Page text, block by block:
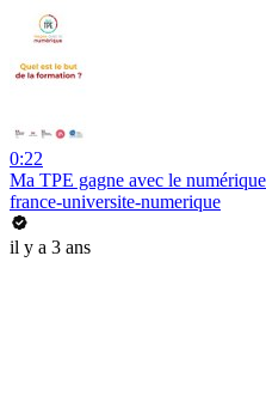
0:22
Ma TPE gagne avec le
france-universite-numerique
il y a 3 ans